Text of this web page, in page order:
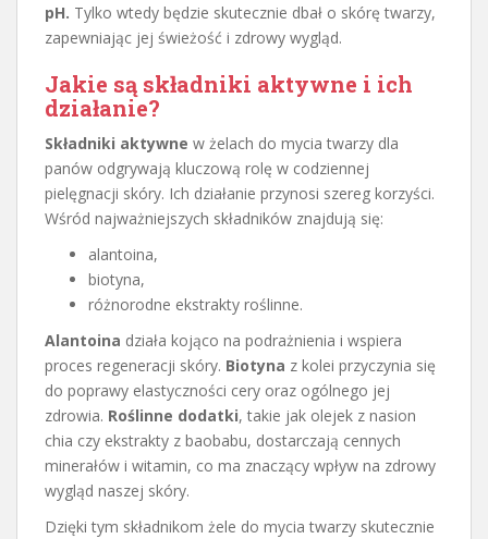
pH. Tylko wtedy będzie skutecznie dbał o skórę twarzy,
zapewniając jej świeżość i zdrowy wygląd.
Jakie są składniki aktywne i ich
działanie?
Składniki aktywne w żelach do mycia twarzy dla
panów odgrywają kluczową rolę w codziennej
pielęgnacji skóry. Ich działanie przynosi szereg korzyści.
Wśród najważniejszych składników znajdują się:
alantoina,
biotyna,
różnorodne ekstrakty roślinne.
Alantoina działa kojąco na podrażnienia i wspiera
proces regeneracji skóry. Biotyna z kolei przyczynia się
do poprawy elastyczności cery oraz ogólnego jej
zdrowia. Roślinne dodatki, takie jak olejek z nasion
chia czy ekstrakty z baobabu, dostarczają cennych
minerałów i witamin, co ma znaczący wpływ na zdrowy
wygląd naszej skóry.
Dzięki tym składnikom żele do mycia twarzy skutecznie